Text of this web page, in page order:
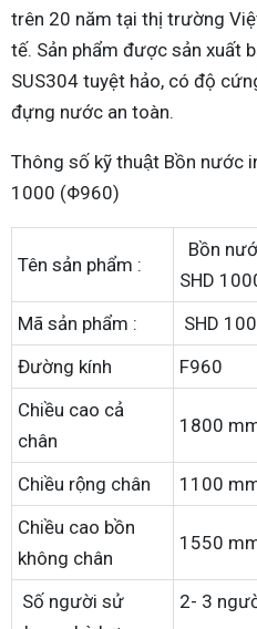
trên 20 năm tại thị trường
tế. Sản phẩm được sản xuất
SUS304 tuyệt hảo, có độ
đựng nước an toàn.
Thông số kỹ thuật Bồn nước
1000 (Φ960)
Tên sản phẩm :
Bồn
SHD
Mã sản phẩm :
SHD
Đường kính
F960
Chiều cao cả
chân
1800
Chiều rộng chân
1100
Chiều cao bồn
không chân
1550
Số người sử
2- 3